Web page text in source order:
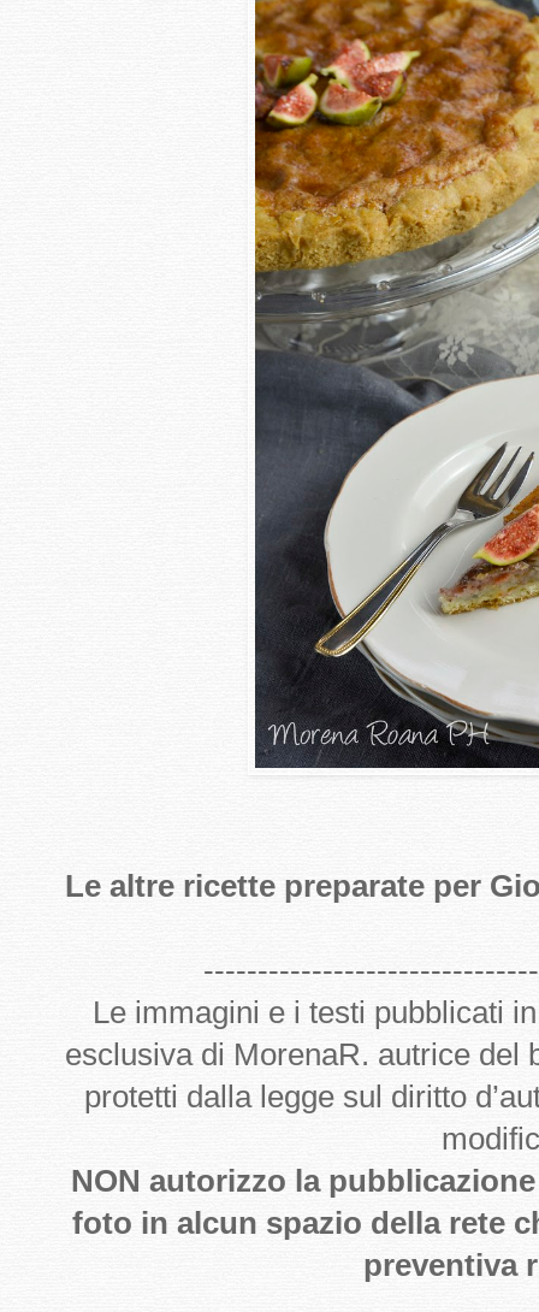
Le altre ricette preparate per
Le immagini e i testi pubblicati
esclusiva di MorenaR. autrice del
protetti dalla legge sul diritto
NON autorizzo la
foto in alcun spazio della rete
preventiva